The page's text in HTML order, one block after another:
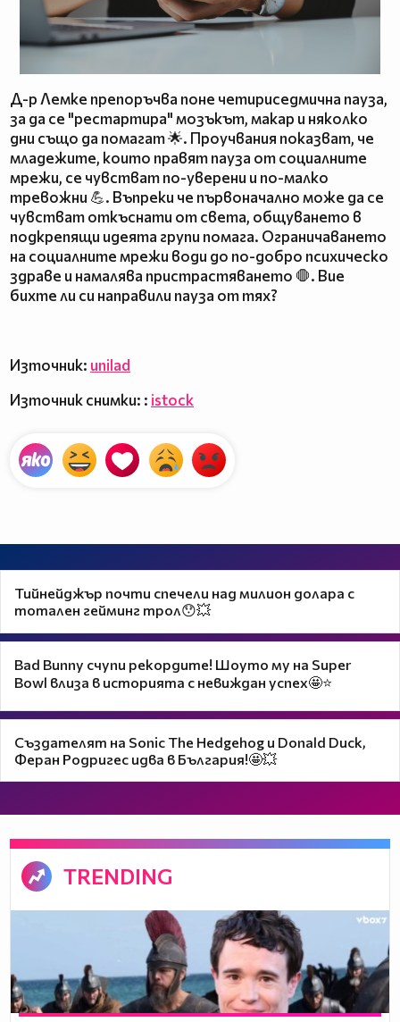
Д-р Лемке препоръчва поне четириседмична пауза,
за да се "рестартира" мозъкът, макар и няколко
дни също да помагат 🌟. Проучвания показват, че
младежите, които правят пауза от социалните
мрежи, се чувстват по-уверени и по-малко
тревожни 💪. Въпреки че първоначално може да се
чувстват откъснати от света, общуването в
подкрепящи идеята групи помага. Ограничаването
на социалните мрежи води до по-добро психическо
здраве и намалява пристрастяването 🛑. Вие
бихте ли си направили пауза от тях?
Източник: unilad
Източник снимки: : istock
Тийнейджър почти спечели над милион долара с
тотален гейминг трол😯💥
Bad Bunny счупи рекордите! Шоуто му на Super
Bowl влиза в историята с невиждан успех🤩⭐
Създателят на Sonic The Hedgehog и Donald Duck,
Феран Родригес идва в България!🤩💥
TRENDING